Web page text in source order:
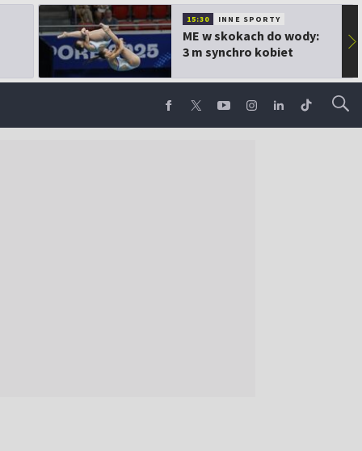
15:30 INNE SPORTY
ME w skokach do wody:
3 m synchro kobiet
▶